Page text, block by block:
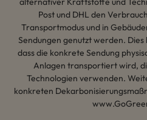
Post und DHL den
Transportmodus und in
Sendungen genutzt werden.
dass die konkrete Sendung
Anlagen transportiert wird,
Technologien verwenden.
konkreten